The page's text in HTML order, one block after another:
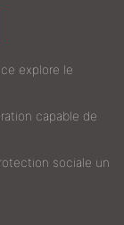
explore le
capable de
sociale un